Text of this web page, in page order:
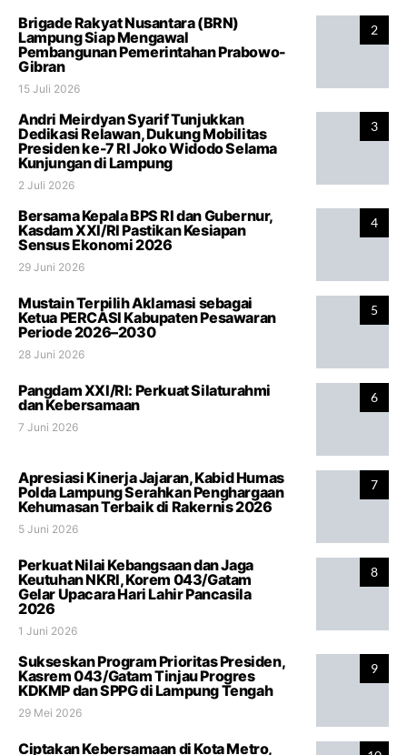
2
Brigade Rakyat Nusantara (BRN)
Lampung Siap Mengawal
Pembangunan Pemerintahan Prabowo-
Gibran
15 Juli 2026
3
Andri Meirdyan Syarif Tunjukkan
Dedikasi Relawan, Dukung Mobilitas
Presiden ke-7 RI Joko Widodo Selama
Kunjungan di Lampung
2 Juli 2026
4
Bersama Kepala BPS RI dan Gubernur,
Kasdam XXI/RI Pastikan Kesiapan
Sensus Ekonomi 2026
29 Juni 2026
5
Mustain Terpilih Aklamasi sebagai
Ketua PERCASI Kabupaten Pesawaran
Periode 2026–2030
28 Juni 2026
6
Pangdam XXI/RI: Perkuat Silaturahmi
dan Kebersamaan
7 Juni 2026
7
Apresiasi Kinerja Jajaran, Kabid Humas
Polda Lampung Serahkan Penghargaan
Kehumasan Terbaik di Rakernis 2026
5 Juni 2026
8
Perkuat Nilai Kebangsaan dan Jaga
Keutuhan NKRI, Korem 043/Gatam
Gelar Upacara Hari Lahir Pancasila
2026
1 Juni 2026
9
Sukseskan Program Prioritas Presiden,
Kasrem 043/Gatam Tinjau Progres
KDKMP dan SPPG di Lampung Tengah
29 Mei 2026
Ciptakan Kebersamaan di Kota Metro,